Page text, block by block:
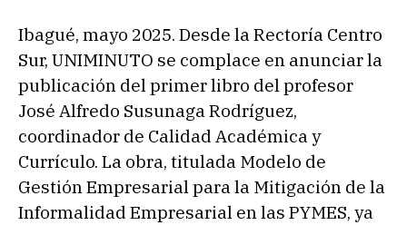
Ibagué, mayo 2025. Desde la Rectoría Centro
Sur, UNIMINUTO se complace en anunciar la
publicación del primer libro del profesor
José Alfredo Susunaga Rodríguez,
coordinador de Calidad Académica y
Currículo. La obra, titulada Modelo de
Gestión Empresarial para la Mitigación de la
Informalidad Empresarial en las PYMES, ya